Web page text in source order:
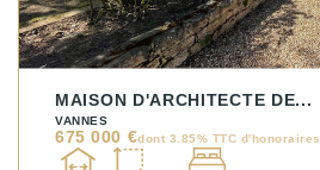
MAISON D'ARCHITECTE DE...
VANNES
675 000 €dont 3.85% TTC d'honoraires